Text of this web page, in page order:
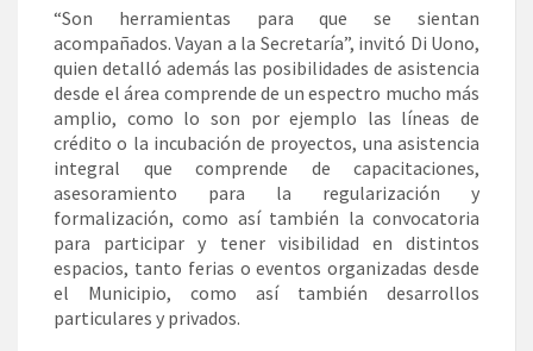
“Son herramientas para que se sientan
acompañados. Vayan a la Secretaría”, invitó Di Uono,
quien detalló además las posibilidades de asistencia
desde el área comprende de un espectro mucho más
amplio, como lo son por ejemplo las líneas de
crédito o la incubación de proyectos, una asistencia
integral que comprende de capacitaciones,
asesoramiento para la regularización y
formalización, como así también la convocatoria
para participar y tener visibilidad en distintos
espacios, tanto ferias o eventos organizadas desde
el Municipio, como así también desarrollos
particulares y privados.